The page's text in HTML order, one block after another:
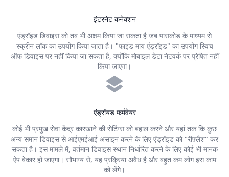
इंटरनेट कनेक्शन
एंड्रॉइड डिवाइस को तब भी अक्षम किया जा सकता है जब पासकोड के माध्यम से
स्क्रीन लॉक का उपयोग किया जाता है। "फाइंड माय एंड्रॉइड" का उपयोग स्विच
ऑफ डिवाइस पर नहीं किया जा सकता है, क्योंकि मोबाइल डेटा नेटवर्क पर प्रेषित नहीं
किया जाएगा।
एंड्रॉयड फर्मवेयर
कोई भी प्रमुख सेवा केंद्र कारखाने की सेटिंग्स को बहाल करने और यहां तक कि कुछ
अन्य समान डिवाइस से आईएमईआई असाइन करने के लिए एंड्रॉइड को "रीफ़्लैश" कर
सकता है। इस मामले में, वर्तमान डिवाइस स्थान निर्धारित करने के लिए कोई भी मानक
ऐप बेकार हो जाएगा। सौभाग्य से, यह प्रक्रिया अवैध है और बहुत कम लोग इस काम
को लेंगे।